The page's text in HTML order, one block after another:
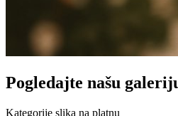
Pogledajte našu
Kategorije slika na platnu